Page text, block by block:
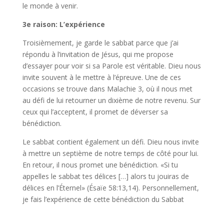
le monde à venir.
3e raison: L’expérience
Troisièmement, je garde le sabbat parce que j’ai
répondu à l’invitation de Jésus, qui me propose
d’essayer pour voir si sa Parole est véritable. Dieu nous
invite souvent à le mettre à l’épreuve. Une de ces
occasions se trouve dans Malachie 3, où il nous met
au défi de lui retourner un dixième de notre revenu. Sur
ceux qui l’acceptent, il promet de déverser sa
bénédiction.
Le sabbat contient également un défi. Dieu nous invite
à mettre un septième de notre temps de côté pour lui.
En retour, il nous promet une bénédiction. «Si tu
appelles le sabbat tes délices […] alors tu jouiras de
délices en l’Éternel» (Ésaïe 58:13,14). Personnellement,
je fais l’expérience de cette bénédiction du Sabbat